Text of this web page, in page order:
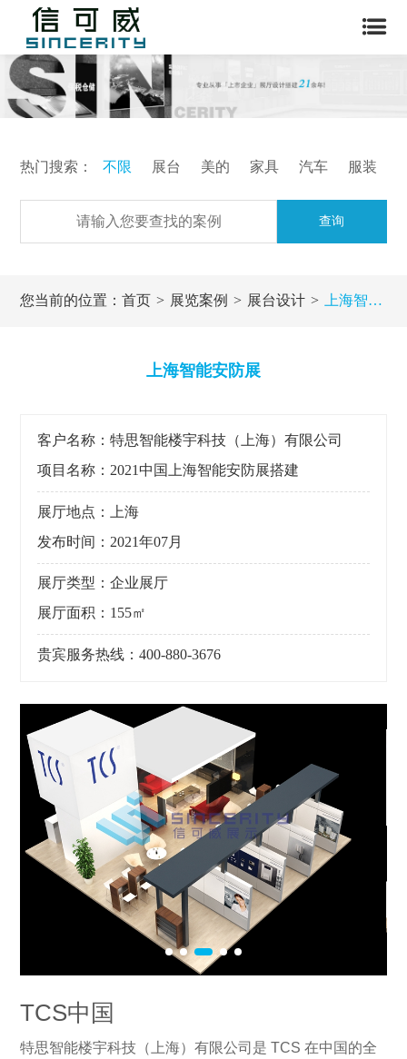
热门搜索： 不限 展台 美的 家具 汽车 服装
查询
您当前的位置：首页 展览案例 展台设计 上海智能安防展
上海智能安防展
客户名称：特思智能楼宇科技（上海）有限公司
项目名称：2021中国上海智能安防展搭建
展厅地点：上海
发布时间：2021年07月
展厅类型：企业展厅
展厅面积：155㎡
贵宾服务热线：400-880-3676
TCS中国
特思智能楼宇科技（上海）有限公司是 TCS 在中国的全